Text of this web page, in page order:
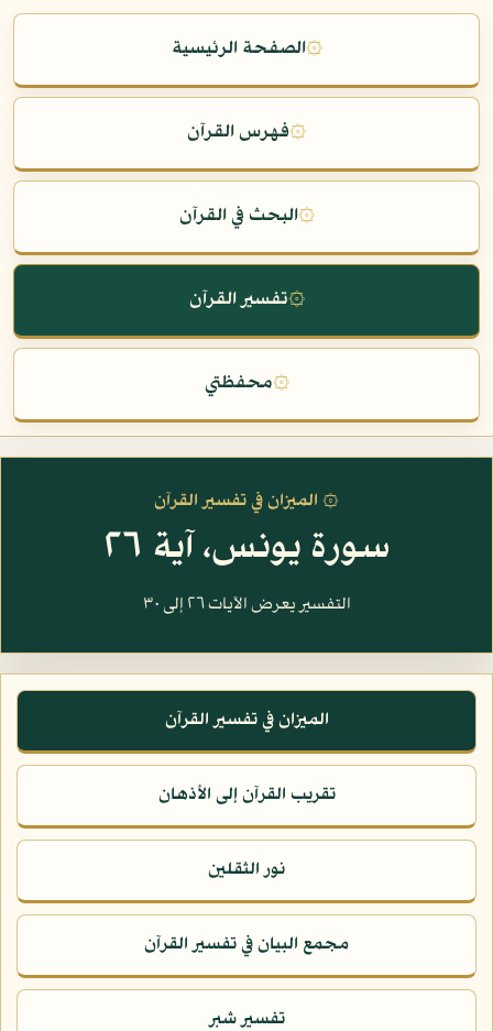
۞الصفحة الرئيسية
۞فهرس القرآن
۞البحث في القرآن
۞تفسير القرآن
۞محفظتي
۞ الميزان في تفسير القرآن
سورة يونس، آية ٢٦
التفسير يعرض الآيات ٢٦ إلى ٣٠
الميزان في تفسير القرآن
تقريب القرآن إلى الأذهان
نور الثقلين
مجمع البيان في تفسير القرآن
تفسير شبر